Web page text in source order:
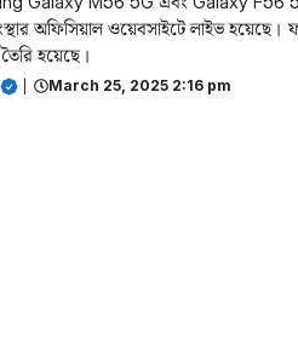
অফিসিয়াল ওয়েবসাইটে লাইভ হয়েছে।
হয়েছে।
March 25, 2025 2:16 pm